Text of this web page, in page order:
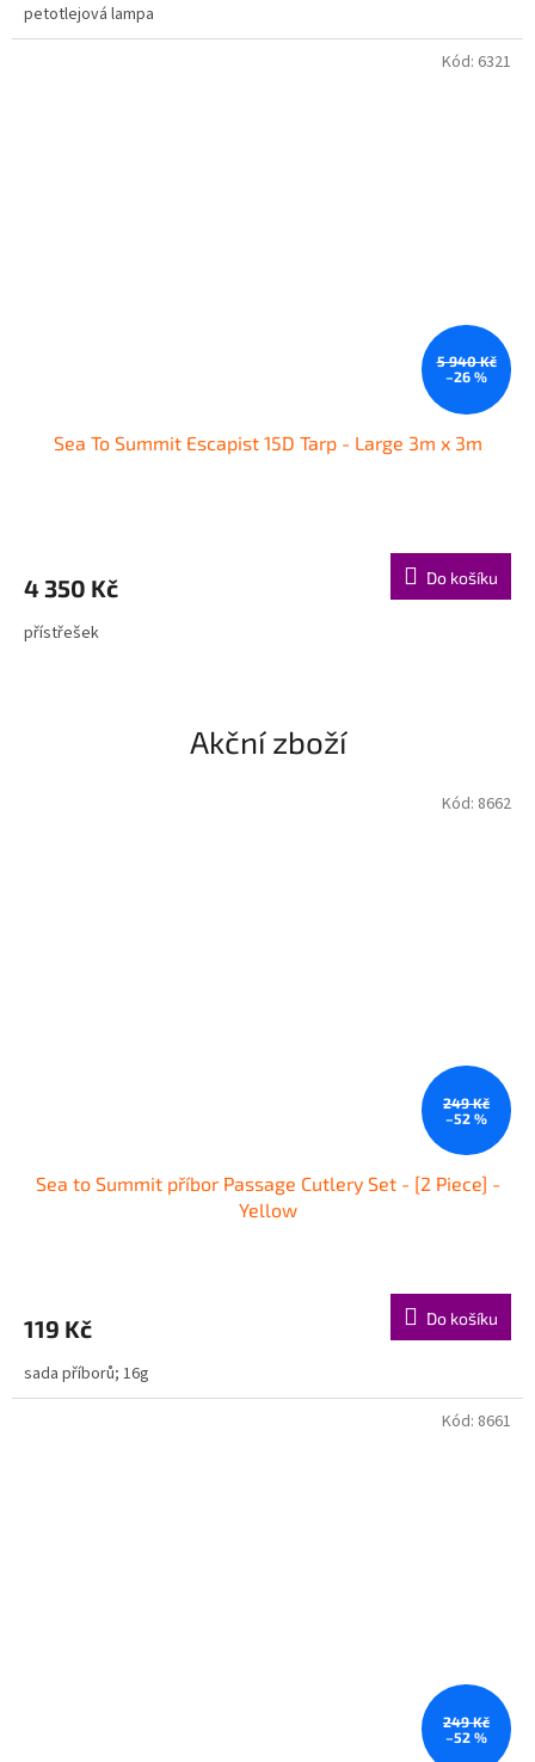
petotlejová lampa
5 940 Kč
–26 %
Sea To Summit Escapist 15D Tarp - Large 3m x 3m
4 350 Kč Do košíku
přístřešek
Kód: 6321
Akční zboží
249 Kč
–52 %
Sea to Summit příbor Passage Cutlery Set - [2 Piece] -
Yellow
119 Kč Do košíku
sada příborů; 16g
Kód: 8662
249 Kč
–52 %
Kód: 8661